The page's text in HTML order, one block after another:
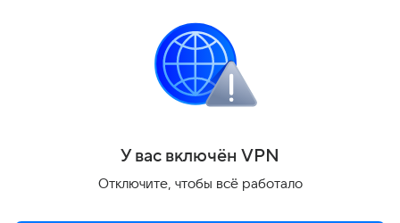
Поделиться
У вас включён VPN
Отключите, чтобы всё работало